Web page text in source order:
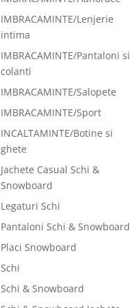
IMBRACAMINTE/Lenjerie
intima
IMBRACAMINTE/Pantaloni si
colanti
IMBRACAMINTE/Salopete
IMBRACAMINTE/Sport
INCALTAMINTE/Botine si
ghete
Jachete Casual Schi &
Snowboard
Legaturi Schi
Pantaloni Schi & Snowboard
Placi Snowboard
Schi
Schi & Snowboard